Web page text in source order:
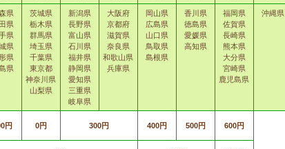
県
県
県
県
県
県
茨城県
栃木県
群馬県
埼玉県
千葉県
東京都
神奈川県
山梨県
新潟県
長野県
富山県
石川県
福井県
静岡県
愛知県
三重県
岐阜県
大阪府
京都府
滋賀県
奈良県
和歌山県
兵庫県
岡山県
広島県
山口県
鳥取県
島根県
香川県
徳島県
愛媛県
高知県
福岡県
佐賀県
長崎県
熊本県
大分県
宮崎県
鹿児島県
沖縄県
円 0円 300円 400円 500円 600円